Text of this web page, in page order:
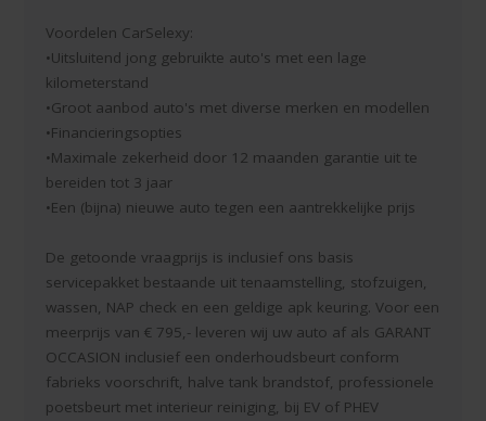
Voordelen CarSelexy:
•Uitsluitend jong gebruikte auto's met een lage
kilometerstand
•Groot aanbod auto's met diverse merken en modellen
•Financieringsopties
•Maximale zekerheid door 12 maanden garantie uit te
bereiden tot 3 jaar
•Een (bijna) nieuwe auto tegen een aantrekkelijke prijs
De getoonde vraagprijs is inclusief ons basis
servicepakket bestaande uit tenaamstelling, stofzuigen,
wassen, NAP check en een geldige apk keuring. Voor een
meerprijs van € 795,- leveren wij uw auto af als GARANT
OCCASION inclusief een onderhoudsbeurt conform
fabrieks voorschrift, halve tank brandstof, professionele
poetsbeurt met interieur reiniging, bij EV of PHEV